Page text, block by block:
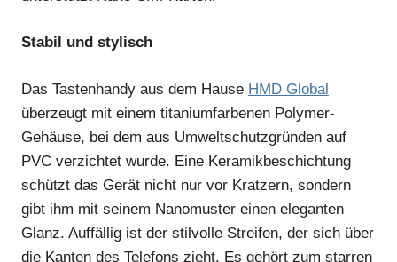
Stabil und stylisch
Das Tastenhandy aus dem Hause HMD Global
überzeugt mit einem titaniumfarbenen Polymer-
Gehäuse, bei dem aus Umweltschutzgründen auf
PVC verzichtet wurde. Eine Keramikbeschichtung
schützt das Gerät nicht nur vor Kratzern, sondern
gibt ihm mit seinem Nanomuster einen eleganten
Glanz. Auffällig ist der stilvolle Streifen, der sich über
die Kanten des Telefons zieht. Es gehört zum starren